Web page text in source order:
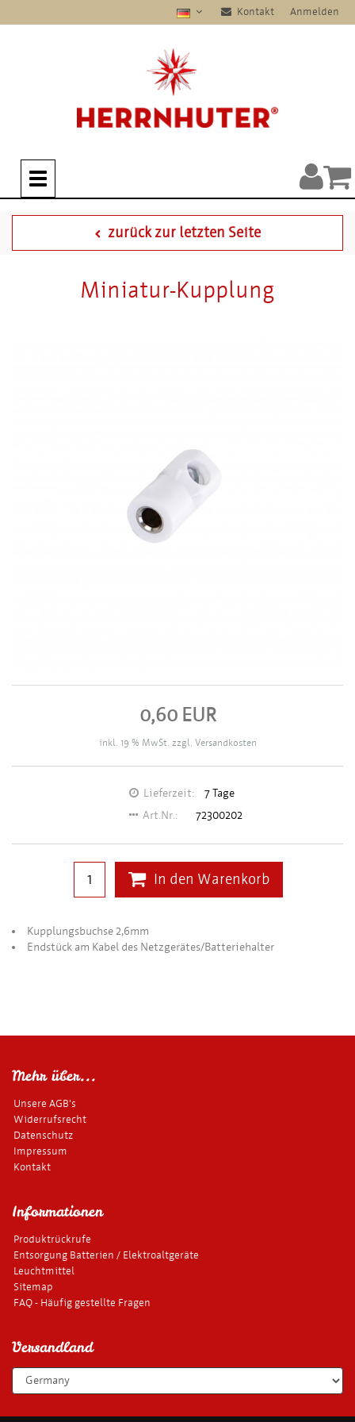
Kontakt Anmelden
zurück zur letzten Seite
Miniatur-Kupplung
0,60 EUR
inkl. 19 % MwSt. zzgl. Versandkosten
Lieferzeit:
7 Tage
Art.Nr.:
72300202
In den Warenkorb
Kupplungsbuchse 2,6mm
Endstück am Kabel des Netzgerätes/Batteriehalter
Mehr über...
Unsere AGB's
Widerrufsrecht
Datenschutz
Impressum
Kontakt
Informationen
Produktrückrufe
Entsorgung Batterien / Elektroaltgeräte
Leuchtmittel
Sitemap
FAQ - Häufig gestellte Fragen
Versandland